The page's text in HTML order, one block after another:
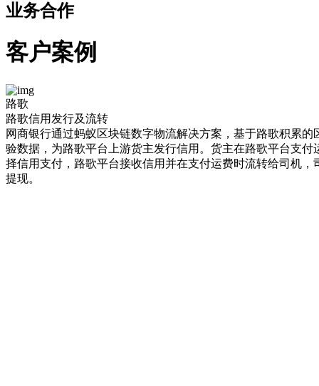
业务合作
客户案例
路歌
路歌信用发行及流转
网商银行通过蚂蚁区块链数字物流解决方案，基于路歌积累的
验数据，为路歌平台上游货主发行信用。货主在路歌平台支付
择信用支付，路歌平台接收信用并在支付运费时流转给司机，
提现。